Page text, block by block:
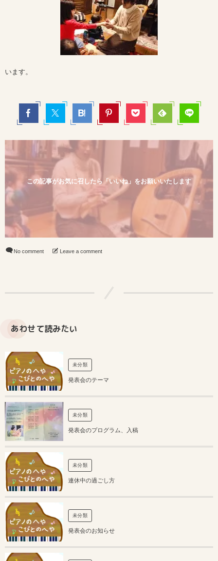
います。
この記事がお気に召したら「いいね」をお願いいたします
No comment Leave a comment
あわせて読みたい
未分類
発表会のテーマ
未分類
発表会のプログラム、入稿
未分類
連休中の過ごし方
未分類
発表会のお知らせ